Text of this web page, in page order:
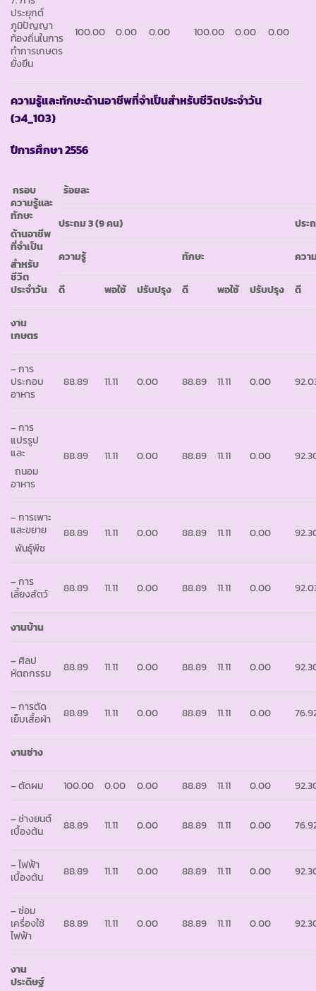
ประยุกต์
ภูมิปัญญา
ท้องถิ่นในการ
ทำการเกษตร
ยั่งยืน
100.00 0.00 0.00 100.00 0.00 0.00
ความรู้และทักษะด้านอาชีพที่จำเป็นสำหรับชีวิตประจำวัน
(ว4_103)
ปีการศึกษา2556
กรอบ
ความรู้และ
ทักษะ
ด้านอาชีพ
ที่จำเป็น
สำหรับ
ชีวิต
ประจำวัน
ร้อยละ
ประถม3 (9 คน) ประ
ความรู้ ทักษะ ควา
ดี พอใช้ ปรับปรุง ดี พอใช้ ปรับปรุง ดี
งาน
เกษตร
– การ
ประกอบ
อาหาร
88.89 11.11 0.00 88.89 11.11 0.00
– การ
แปรรูป
และ
ถนอม
อาหาร
88.89 11.11 0.00 88.89 11.11 0.00
– การเพาะ
และขยาย
พันธุ์พืช
88.89 11.11 0.00 88.89 11.11 0.00
– การ
เลี้ยงสัตว์
88.89 11.11 0.00 88.89 11.11 0.00
งานบ้าน
– ศิลป
หัตถกรรม
88.89 11.11 0.00 88.89 11.11 0.00
– การตัด
เย็บเสื้อผ้า
88.89 11.11 0.00 88.89 11.11 0.00
งานช่าง
– ตัดผม 100.00 0.00 0.00 88.89 11.11 0.00
– ช่างยนต์
เบื้องต้น
88.89 11.11 0.00 88.89 11.11 0.00
– ไฟฟ้า
เบื้องต้น
88.89 11.11 0.00 88.89 11.11 0.00
– ซ่อม
เครื่องใช้
ไฟฟ้า
88.89 11.11 0.00 88.89 11.11 0.00
งาน
ประดิษฐ์